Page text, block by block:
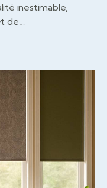
inestimable,
de…